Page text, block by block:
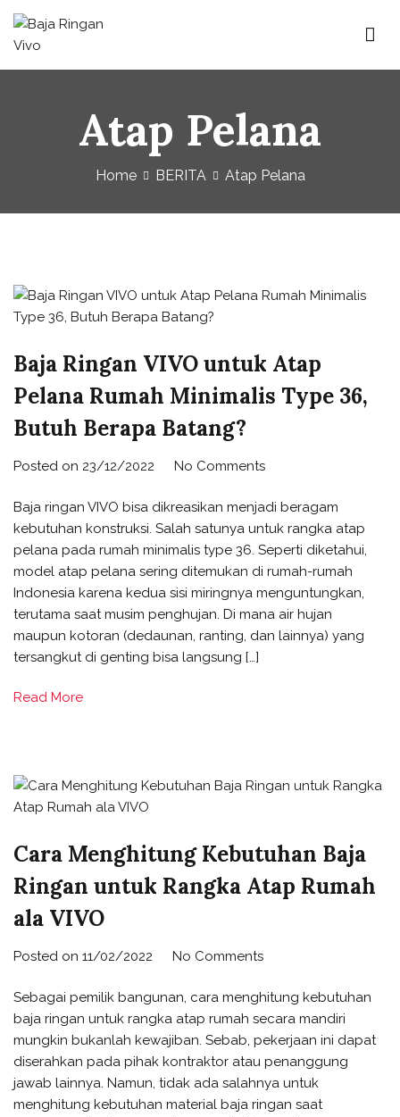
Baja Ringan Vivo
Website Baja Ringan Vivo
Atap Pelana
Home BERITA Atap Pelana
Baja Ringan VIVO untuk Atap
Pelana Rumah Minimalis Type 36,
Butuh Berapa Batang?
Posted on 23/12/2022 No Comments
Baja ringan VIVO bisa dikreasikan menjadi beragam
kebutuhan konstruksi. Salah satunya untuk rangka atap
pelana pada rumah minimalis type 36. Seperti diketahui,
model atap pelana sering ditemukan di rumah-rumah
Indonesia karena kedua sisi miringnya menguntungkan,
terutama saat musim penghujan. Di mana air hujan
maupun kotoran (dedaunan, ranting, dan lainnya) yang
tersangkut di genting bisa langsung […]
Read More
Cara Menghitung Kebutuhan Baja
Ringan untuk Rangka Atap Rumah
ala VIVO
Posted on 11/02/2022 No Comments
Sebagai pemilik bangunan, cara menghitung kebutuhan
baja ringan untuk rangka atap rumah secara mandiri
mungkin bukanlah kewajiban. Sebab, pekerjaan ini dapat
diserahkan pada pihak kontraktor atau penanggung
jawab lainnya. Namun, tidak ada salahnya untuk
menghitung kebutuhan material baja ringan saat